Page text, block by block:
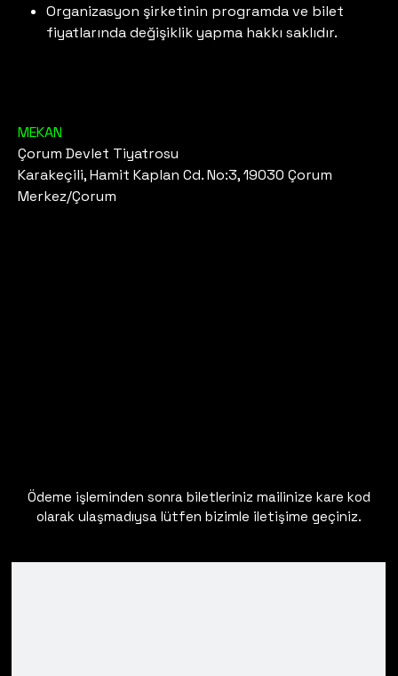
Organizasyon şirketinin programda ve bilet
fiyatlarında değişiklik yapma hakkı saklıdır.
MEKAN
Çorum Devlet Tiyatrosu
Karakeçili, Hamit Kaplan Cd. No:3, 19030 Çorum
Merkez/Çorum
Ödeme işleminden sonra biletleriniz mailinize kare kod
olarak ulaşmadıysa lütfen bizimle iletişime geçiniz.